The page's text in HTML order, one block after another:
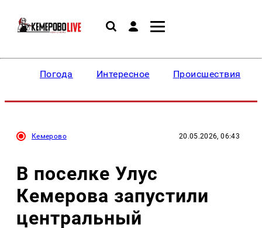
Погода Интересное Происшествия
Кемерово 20.05.2026, 06:43
В поселке Улус
Кемерова запустили
центральный